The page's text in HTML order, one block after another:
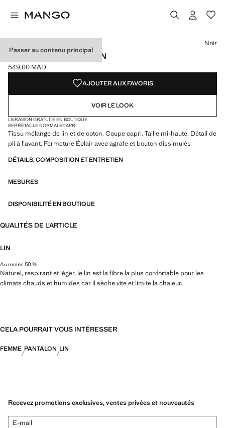
Passer au contenu principal
PANTALON CAPRI EN LIN
Prix actuel [549,00 MAD ]
549,00 MAD
Choisissez une couleur
Couleur Noir sélectionnée
Noir
AJOUTER AUX FAVORIS
VOIR LE LOOK
LIVRAISON GRATUITE EN BOUTIQUE
SERRÉTAILLE NORMALECAPRI
Tissu mélange de lin et de coton. Coupe capri. Taille mi-haute. Détail de
pli à l'avant. Fermeture Éclair avec agrafe et bouton dissimulés
DÉTAILS, COMPOSITION ET ENTRETIEN
MESURES
DISPONIBILITÉ EN BOUTIQUE
QUALITÉS DE L'ARTICLE
LIN
Au moins 50 %
Naturel, respirant et léger, le lin est la fibre la plus confortable pour les
climats chauds et humides car il sèche vite et limite la chaleur.
CELA POURRAIT VOUS INTÉRESSER
FEMME PANTALON LIN
Recevez promotions exclusives, ventes privées et nouveautés
E-mail